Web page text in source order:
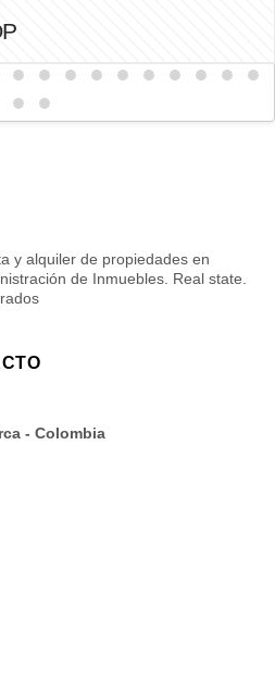
y alquiler de propiedades en
de Inmuebles. Real state.
- Colombia